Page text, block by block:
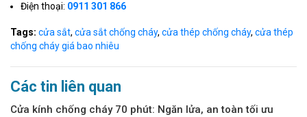
Điện thoại: 0911 301 866
Tags: cửa sắt, cửa sắt chống cháy, cửa thép chống cháy, cửa thép
chống cháy giá bao nhiêu
Các tin liên quan
Cửa kính chống cháy 70 phút: Ngăn lửa, an toàn tối ưu